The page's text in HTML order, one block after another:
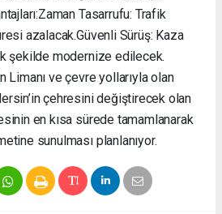
​Zaman Tasarrufu: Trafik
azalacak. ​Güvenli Sürüş: Kaza
şekilde modernize edilecek.
ve çevre yollarıyla olan
çehresini değiştirecek olan
en kısa sürede tamamlanarak
sunulması planlanıyor.